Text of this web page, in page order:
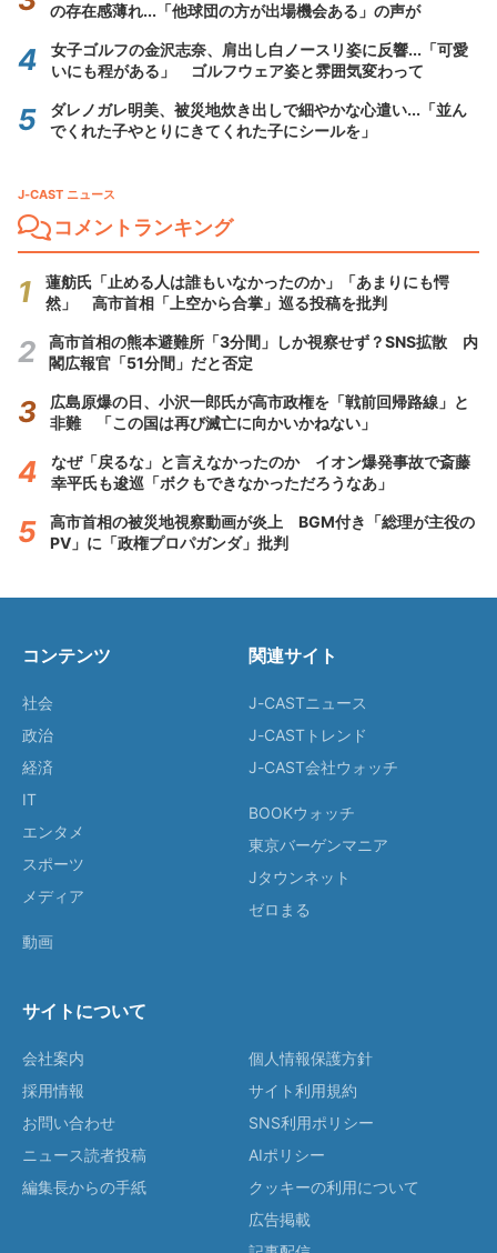
の存在感薄れ...「他球団の方が出場機会ある」の声が
女子ゴルフの金沢志奈、肩出し白ノースリ姿に反響...「可愛
いにも程がある」 ゴルフウェア姿と雰囲気変わって
ダレノガレ明美、被災地炊き出しで細やかな心遣い...「並ん
でくれた子やとりにきてくれた子にシールを」
J-CAST ニュース
コメントランキング
蓮舫氏「止める人は誰もいなかったのか」「あまりにも愕
然」 高市首相「上空から合掌」巡る投稿を批判
高市首相の熊本避難所「3分間」しか視察せず？SNS拡散 内
閣広報官「51分間」だと否定
広島原爆の日、小沢一郎氏が高市政権を「戦前回帰路線」と
非難 「この国は再び滅亡に向かいかねない」
なぜ「戻るな」と言えなかったのか イオン爆発事故で斎藤
幸平氏も逡巡「ボクもできなかっただろうなあ」
高市首相の被災地視察動画が炎上 BGM付き「総理が主役の
PV」に「政権プロパガンダ」批判
コンテンツ
社会
政治
経済
IT
エンタメ
スポーツ
メディア
動画
関連サイト
J-CASTニュース
J-CASTトレンド
J-CAST会社ウォッチ
BOOKウォッチ
東京バーゲンマニア
Jタウンネット
ゼロまる
サイトについて
会社案内
採用情報
お問い合わせ
ニュース読者投稿
編集長からの手紙
個人情報保護方針
サイト利用規約
SNS利用ポリシー
AIポリシー
クッキーの利用について
広告掲載